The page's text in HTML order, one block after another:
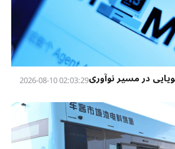
02:03:29 2026-08-10